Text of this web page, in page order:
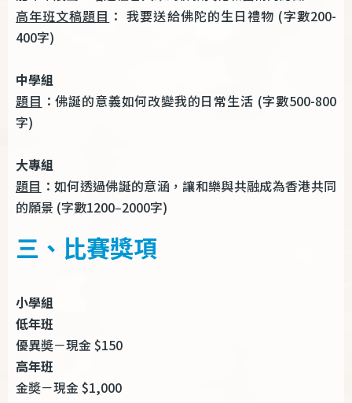
高年班文稿題目 ： 我要送給佛陀的生日禮物 (字數200-
400字)
中學組
題目 ：佛誕的意義如何改變我的日常生活 (字數500-800
字)
大專組
題目 ：如何透過佛誕的意涵，讓和樂與共融成為香港共同
的願景 (字數1200‒2000字)
三、比賽獎項
小學組
低年班
優異奬－現金 $150
高年班
金奬－現金 $1,000